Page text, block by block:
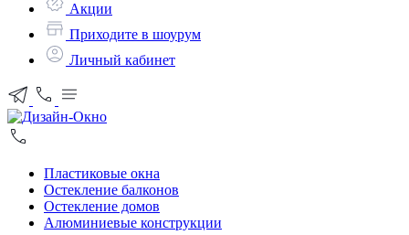
Акции
Приходите в шоурум
Личный кабинет
Пластиковые окна
Остекление балконов
Остекление домов
Алюминиевые конструкции